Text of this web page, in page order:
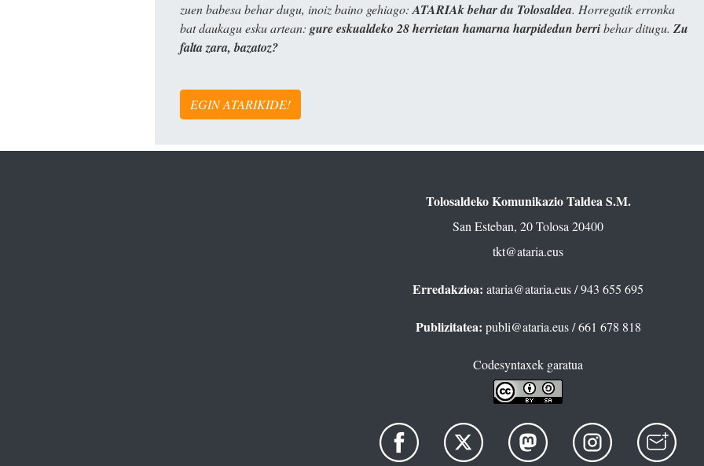
zuen babesa behar dugu, inoiz baino gehiago: ATARIAk behar du Tolosaldea. Horregatik erronka
bat daukagu esku artean: gure eskualdeko 28 herrietan hamarna harpidedun berribehar ditugu. Zu
falta zara, bazatoz?
EGIN ATARIKIDE!
Tolosaldeko Komunikazio Taldea S.M.
San Esteban, 20 Tolosa 20400
tkt@ataria.eus
Erredakzioa: ataria@ataria.eus/ 943 655 695
Publizitatea: publi@ataria.eus/ 661 678 818
Codesyntaxek garatua